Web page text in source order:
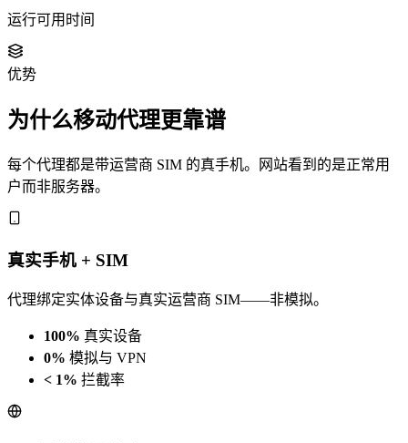
运行可用时间
优势
为什么移动代理更靠谱
每个代理都是带运营商 SIM 的真手机。网站看到的是正常用
户而非服务器。
真实手机 + SIM
代理绑定实体设备与真实运营商 SIM——非模拟。
100% 真实设备
0% 模拟与 VPN
< 1% 拦截率